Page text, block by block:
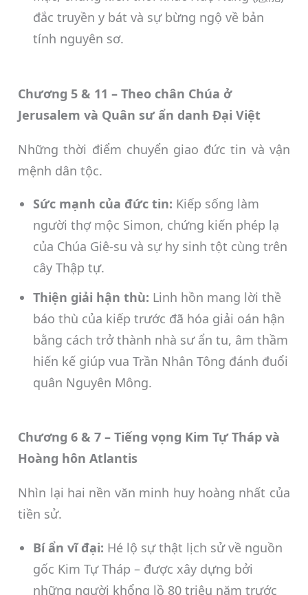
đắc truyền y bát và sự bừng ngộ về bản
tính nguyên sơ.
Chương 5 & 11 – Theo chân Chúa ở
Jerusalem và Quân sư ẩn danh Đại Việt
Những thời điểm chuyển giao đức tin và vận
mệnh dân tộc.
Sức mạnh của đức tin: Kiếp sống làm
người thợ mộc Simon, chứng kiến phép lạ
của Chúa Giê-su và sự hy sinh tột cùng trên
cây Thập tự.
Thiện giải hận thù: Linh hồn mang lời thề
báo thù của kiếp trước đã hóa giải oán hận
bằng cách trở thành nhà sư ẩn tu, âm thầm
hiến kế giúp vua Trần Nhân Tông đánh đuổi
quân Nguyên Mông.
Chương 6 & 7 – Tiếng vọng Kim Tự Tháp và
Hoàng hôn Atlantis
Nhìn lại hai nền văn minh huy hoàng nhất của
tiền sử.
Bí ẩn vĩ đại: Hé lộ sự thật lịch sử về nguồn
gốc Kim Tự Tháp – được xây dựng bởi
những người khổng lồ 80 triệu năm trước